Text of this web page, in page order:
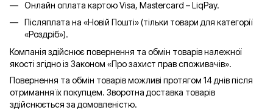
Онлайн оплата картою Visa, Mastercard – LiqPay.
Післяплата на «Новій Пошті» (тільки товари для категорії
«Роздріб»).
Компанія здійснює повернення та обмін товарів належної
якості згідно із Законом «Про захист прав споживачів».
Повернення та обмін товарів можливі протягом 14 днів після
отримання їх покупцем. Зворотна доставка товарів
здійснюється за домовленістю.